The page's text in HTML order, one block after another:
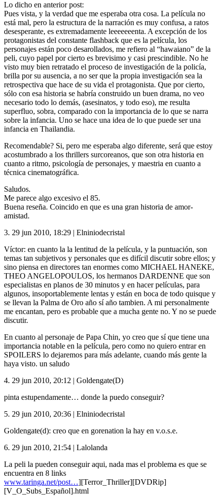
Lo dicho en anterior post:
Pues vista, y la verdad que me esperaba otra cosa. La película no
está mal, pero la estructura de la narración es muy confusa, a ratos
desesperante, es extremadamente leeeeeeenta. A excepción de los
protagonistas del constante flashback que es la película, los
personajes están poco desarollados, me refiero al “hawaiano” de la
peli, cuyo papel por cierto es brevisimo y casi prescindible. No he
visto muy bien retratado el proceso de investigación de la policía,
brilla por su ausencia, a no ser que la propia investigación sea la
retrospectiva que hace de su vida el protagonista. Que por cierto,
sólo con esa historia se habría construido un buen drama, no veo
necesario todo lo demás, (asesinatos, y todo eso), me resulta
superfluo, sobra, comparado con la importancia de lo que se narra
sobre la infancia. Uno se hace una idea de lo que puede ser una
infancia en Thailandia.
Recomendable? Si, pero me esperaba algo diferente, será que estoy
acostumbrado a los thrillers surcoreanos, que son otra historia en
cuanto a ritmo, psicología de personajes, y maestria en cuanto a
técnica cinematográfica.
Saludos.
Me parece algo excesivo el 85.
Buena reseña. Coincido en que es una gran historia de amor-
amistad.
3. 29 jun 2010, 18:29 | Elniniodecristal
Víctor: en cuanto la la lentitud de la película, y la puntuación, son
temas tan subjetivos y personales que es difícil discutir sobre ellos; y
sino piensa en directores tan enormes como MICHAEL HANEKE,
THEO ANGELOPOULOS, los hermanos DARDENNE que son
especialistas en planos de 30 minutos y en hacer películas, para
algunos, insoportablemente lentas y están en boca de todo quisque y
se llevan la Palma de Oro año sí año tambien. A mi personalmente
me encantan, pero es probable que a mucha gente no. Y no se puede
discutir.
En cuanto al personaje de Papa Chin, yo creo que sí que tiene una
importancia notable en la película, pero como no quiero entrar en
SPOILERS lo dejaremos para más adelante, cuando más gente la
haya visto. un saludo
4. 29 jun 2010, 20:12 | Goldengate(d)
pinta estupendamente… donde la puedo conseguir?
5. 29 jun 2010, 20:36 | Elniniodecristal
Goldengate(d): creo que en gorenation la hay en v.o.s.e.
6. 29 jun 2010, 21:54 | Lalolanda
La peli la pueden conseguir aqui, nada mas el problema es que se
encuentra en 8 links
www.taringa.net/post…][Terror_Thriller][DVDRip]
[V_O_Subs_Español].html